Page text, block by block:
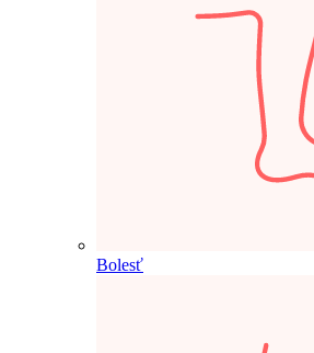
Bolesť